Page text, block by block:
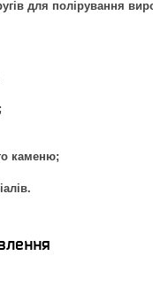
для полірування
каменю;